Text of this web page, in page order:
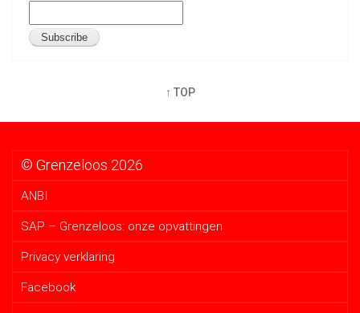
↑ TOP
© Grenzeloos 2026
ANBI
SAP – Grenzeloos: onze opvattingen
Privacy verklaring
Facebook